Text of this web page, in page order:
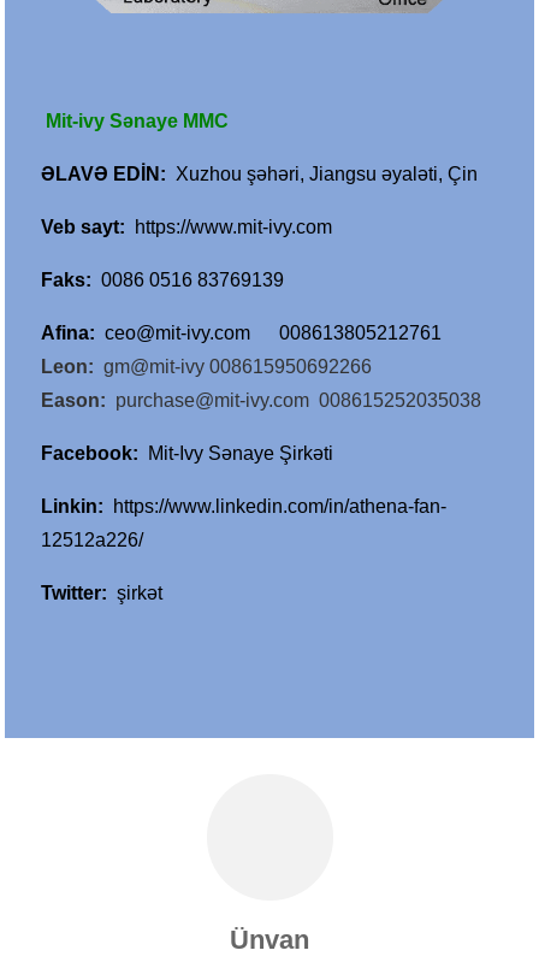
Mit-ivy Sənaye MMC
ƏLAVƏ EDİN : Xuzhou şəhəri, Jiangsu əyaləti, Çin
Veb sayt: https://www.mit-ivy.com
Faks: 0086 0516 83769139
Afina: ceo@mit-ivy.com 008613805212761
Leon: gm@mit-ivy 008615950692266
Eason: purchase@mit-ivy.com 008615252035038
Facebook: Mit-Ivy Sənaye Şirkəti
Linkin:
https://www.linkedin.com/in/athena-fan-
12512a226/
Twitter: şirkət
Ünvan